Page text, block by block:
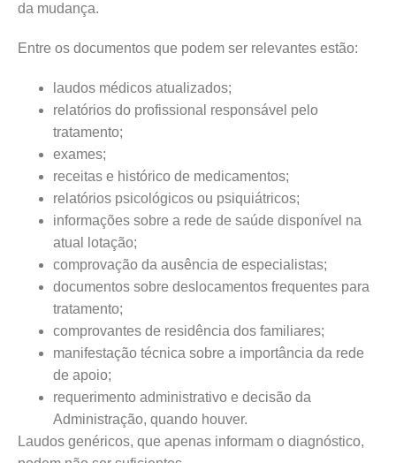
da mudança.
Entre os documentos que podem ser relevantes estão:
laudos médicos atualizados;
relatórios do profissional responsável pelo
tratamento;
exames;
receitas e histórico de medicamentos;
relatórios psicológicos ou psiquiátricos;
informações sobre a rede de saúde disponível na
atual lotação;
comprovação da ausência de especialistas;
documentos sobre deslocamentos frequentes para
tratamento;
comprovantes de residência dos familiares;
manifestação técnica sobre a importância da rede
de apoio;
requerimento administrativo e decisão da
Administração, quando houver.
Laudos genéricos, que apenas informam o diagnóstico,